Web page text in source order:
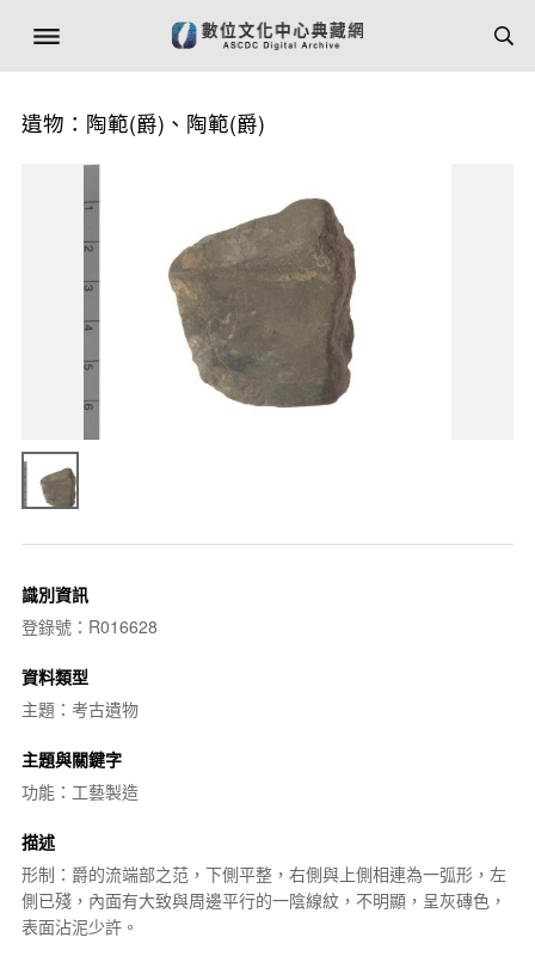
遺物：陶範(爵)、陶範(爵)
識別資訊
登錄號：R016628
資料類型
主題：考古遺物
主題與關鍵字
功能：工藝製造
描述
形制：爵的流端部之范，下側平整，右側與上側相連為一弧形，左
側已殘，內面有大致與周邊平行的一陰線紋，不明顯，呈灰磚色，
表面沾泥少許。